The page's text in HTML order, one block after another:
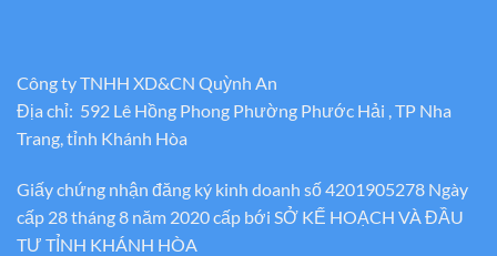
Công ty TNHH XD&CN Quỳnh An
Địa chỉ: 592 Lê Hồng Phong Phường Phước Hải , TP Nha
Trang, tỉnh Khánh Hòa
Giấy chứng nhận đăng ký kinh doanh số 4201905278 Ngày
cấp 28 tháng 8 năm 2020 cấp bới SỞ KẾ HOẠCH VÀ ĐẦU
TƯ TỈNH KHÁNH HÒA